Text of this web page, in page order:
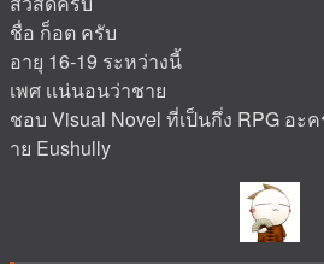
ชื่อ ก็อต ครับ
อายุ 16-19 ระหว่างนี้
เพศ เเน่นอนว่าชาย
ชอบ Visual Novel ที่เป็นกึ่ง RPG อะ
าย Eushully